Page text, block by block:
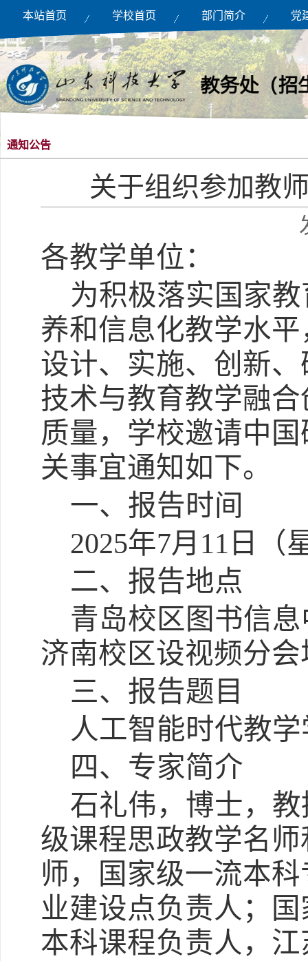
本站首页 学校首页 部门简介 党
通知公告
关于组织参加教
各教学单位：
为积极落实国家
养和信息化教学水
设计、实施、创新
技术与教育教学融
质量，学校邀请中
关事宜通知如下。
一、报告时间
2025年7月11日（
二、报告地点
青岛校区图书信
济南校区设视频分会
三、报告题目
人工智能时代教
四、专家简介
石礼伟，博士，
级课程思政教学名
师，国家级一流本
业建设点负责人；
本科课程负责人，